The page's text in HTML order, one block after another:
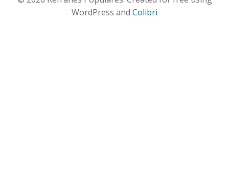
WordPress and Colibri